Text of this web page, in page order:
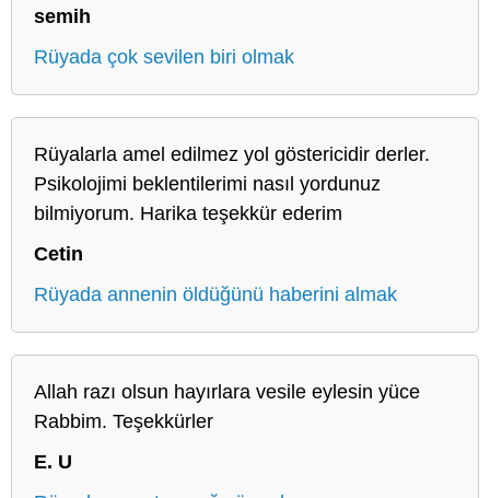
semih
Rüyada çok sevilen biri olmak
Rüyalarla amel edilmez yol göstericidir derler.
Psikolojimi beklentilerimi nasıl yordunuz
bilmiyorum. Harika teşekkür ederim
Cetin
Rüyada annenin öldüğünü haberini almak
Allah razı olsun hayırlara vesile eylesin yüce
Rabbim. Teşekkürler
E. U